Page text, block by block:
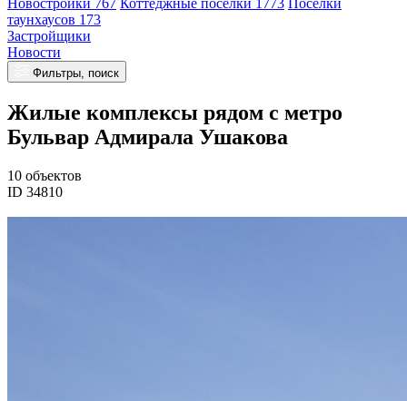
Новостройки 767 Коттеджные посёлки 1773 Посёлки
таунхаусов 173
Застройщики
Новости
Фильтры, поиск
Жилые комплексы рядом с метро
Бульвар Адмирала Ушакова
10 объектов
ID 34810